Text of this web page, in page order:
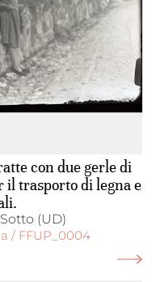
con due gerle di
il trasporto di legna e
(UD)
/ FFUP_0004